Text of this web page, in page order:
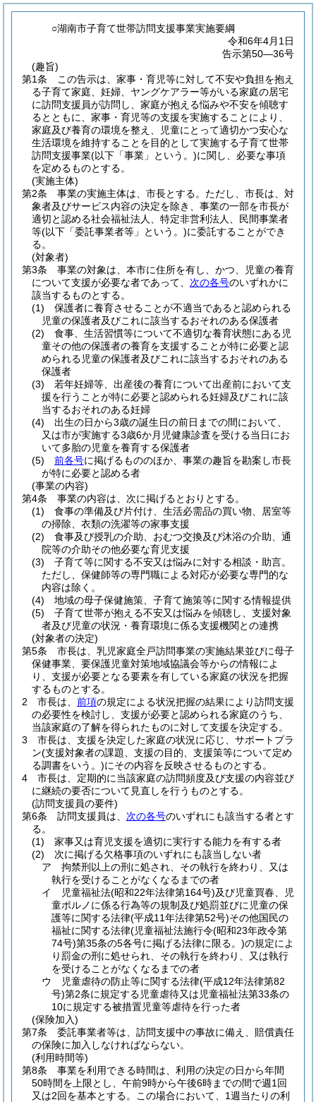
○湖南市子育て世帯訪問支援事業実施要綱
令和6年4月1日
告示第50―36号
(趣旨)
第1条
この告示は、家事・育児等に対して不安や負担を抱え
る子育て家庭、妊婦、ヤングケアラー等がいる家庭の居宅
に訪問支援員が訪問し、家庭が抱える悩みや不安を傾聴す
るとともに、家事・育児等の支援を実施することにより、
家庭及び養育の環境を整え、児童にとって適切かつ安心な
生活環境を維持することを目的として実施する子育て世帯
訪問支援事業(以下「事業」という。)に関し、必要な事項
を定めるものとする。
(実施主体)
第2条
事業の実施主体は、市長とする。 ただし、市長は、対
象者及びサービス内容の決定を除き、事業の一部を市長が
適切と認める社会福祉法人、特定非営利法人、民間事業者
等(以下「委託事業者等」という。)に委託することができ
る。
(対象者)
第3条
事業の対象は、本市に住所を有し、かつ、児童の養育
について支援が必要な者であって、 次の各号のいずれかに
該当するものとする。
(1)
保護者に養育させることが不適当であると認められる
児童の保護者及びこれに該当するおそれのある保護者
(2)
食事、生活習慣等について不適切な養育状態にある児
童その他の保護者の養育を支援することが特に必要と認
められる児童の保護者及びこれに該当するおそれのある
保護者
(3)
若年妊婦等、出産後の養育について出産前において支
援を行うことが特に必要と認められる妊婦及びこれに該
当するおそれのある妊婦
(4)
出生の日から3歳の誕生日の前日までの間において、
又は市が実施する3歳6か月児健康診査を受ける当日にお
いて多胎の児童を養育する保護者
(5)
前各号に掲げるもののほか、事業の趣旨を勘案し市長
が特に必要と認める者
(事業の内容)
第4条
事業の内容は、次に掲げるとおりとする。
(1)
食事の準備及び片付け、生活必需品の買い物、居室等
の掃除、衣類の洗濯等の家事支援
(2)
食事及び授乳の介助、おむつ交換及び沐浴の介助、通
院等の介助その他必要な育児支援
(3)
子育て等に関する不安又は悩みに対する相談・助言。
ただし、保健師等の専門職による対応が必要な専門的な
内容は除く。
(4)
地域の母子保健施策、子育て施策等に関する情報提供
(5)
子育て世帯が抱える不安又は悩みを傾聴し、支援対象
者及び児童の状況・養育環境に係る支援機関との連携
(対象者の決定)
第5条
市長は、乳児家庭全戸訪問事業の実施結果並びに母子
保健事業、要保護児童対策地域協議会等からの情報によ
り、支援が必要となる要素を有している家庭の状況を把握
するものとする。
2
市長は、 前項の規定による状況把握の結果により訪問支援
の必要性を検討し、支援が必要と認められる家庭のうち、
当該家庭の了解を得られたものに対して支援を決定する。
3
市長は、支援を決定した家庭の状況に応じ、サポートプラ
ン(支援対象者の課題、支援の目的、支援策等について定め
る調書をいう。)にその内容を反映させるものとする。
4
市長は、定期的に当該家庭の訪問頻度及び支援の内容並び
に継続の要否について見直しを行うものとする。
(訪問支援員の要件)
第6条
訪問支援員は、 次の各号のいずれにも該当する者とす
る。
(1)
家事又は育児支援を適切に実行する能力を有する者
(2)
次に掲げる欠格事項のいずれにも該当しない者
ア
拘禁刑以上の刑に処され、その執行を終わり、又は
執行を受けることがなくなるまでの者
イ
児童福祉法(昭和22年法律第164号)及び児童買春、児
童ポルノに係る行為等の規制及び処罰並びに児童の保
護等に関する法律(平成11年法律第52号)その他国民の
福祉に関する法律(児童福祉法施行令(昭和23年政令第
74号)第35条の5各号に掲げる法律に限る。)の規定によ
り罰金の刑に処せられ、その執行を終わり、又は執行
を受けることがなくなるまでの者
ウ
児童虐待の防止等に関する法律(平成12年法律第82
号)第2条に規定する児童虐待又は児童福祉法第33条の
10に規定する被措置児童等虐待を行った者
(保険加入)
第7条
委託事業者等は、訪問支援中の事故に備え、賠償責任
の保険に加入しなければならない。
(利用時間等)
第8条
事業を利用できる時間は、利用の決定の日から年間
50時間を上限とし、午前9時から午後6時までの間で週1回
又は2回を基本とする。
この場合において、1週当たりの利